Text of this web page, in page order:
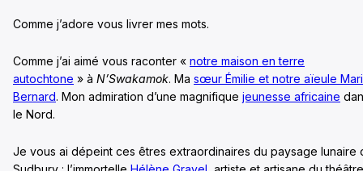
Comme j’adore vous livrer mes mots.
Comme j’ai aimé vous raconter « notre maison en terre
autochtone » à N’Swakamok. Ma sœur Émilie et notre aïeule
Bernard. Mon admiration d’une magnifique jeunesse africaine
le Nord.
Je vous ai dépeint ces êtres extraordinaires du paysage lunaire